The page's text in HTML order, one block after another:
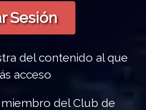
Sesión
del contenido al que
acceso
miembro del Club de